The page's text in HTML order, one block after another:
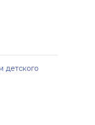
детского